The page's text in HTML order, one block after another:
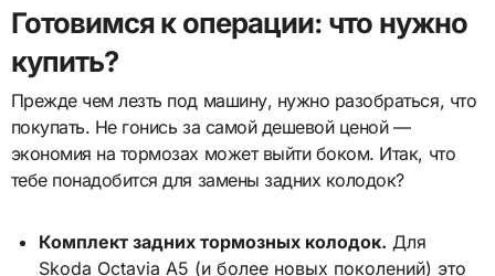
Готовимся к операции: что нужно
купить?
Прежде чем лезть под машину, нужно разобраться, что
покупать. Не гонись за самой дешевой ценой —
экономия на тормозах может выйти боком. Итак, что
тебе понадобится для замены задних колодок?
Комплект задних тормозных колодок. Для
Skoda Octavia A5 (и более новых поколений) это